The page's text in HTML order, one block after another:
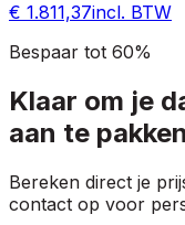
€ 1.811,37incl. BTW
Bespaar tot 60%
Klaar om je
aan te
Bereken direct je
contact op voor